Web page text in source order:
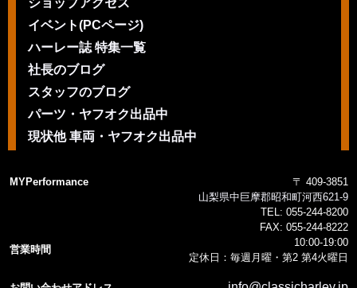
イベント(PCページ)
ハーレー誌 特集一覧
社長のブログ
スタッフのブログ
パーツ・ヤフオク出品中
現状他 車両・ヤフオク出品中
MYPerformance
〒 409-3851
山梨県中巨摩郡昭和町河西621-9
TEL: 055-244-8200
FAX: 055-244-8222
営業時間
10:00-19:00
定休日：毎週月曜・第2 第4火曜日